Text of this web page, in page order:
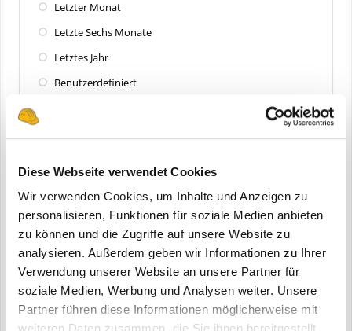
Diese Webseite verwendet Cookies
Wir verwenden Cookies, um Inhalte und Anzeigen zu
personalisieren, Funktionen für soziale Medien anbieten
zu können und die Zugriffe auf unsere Website zu
analysieren. Außerdem geben wir Informationen zu Ihrer
Verwendung unserer Website an unsere Partner für
soziale Medien, Werbung und Analysen weiter. Unsere
Partner führen diese Informationen möglicherweise mit
Letzter Monat
Letzte Sechs Monate
Letztes Jahr
Benutzerdefiniert
Zuletzt aktualisiert
Letzte 24 Stunden
Letzte Woche
Letzter Monat
Letzte Sechs Monate
Letztes Jahr
Benutzerdefiniert